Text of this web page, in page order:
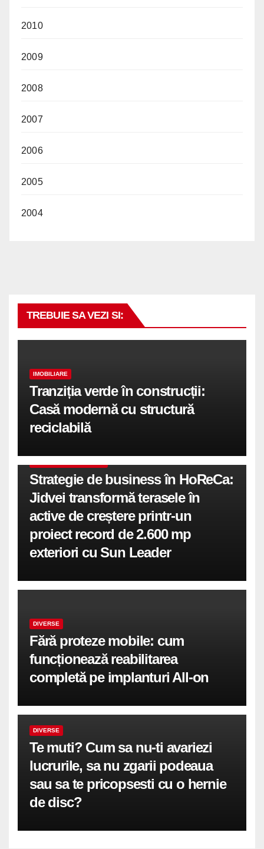
2010
2009
2008
2007
2006
2005
2004
TREBUIE SA VEZI SI:
IMOBILIARE
Tranziția verde în construcții:
Casă modernă cu structură
reciclabilă
Strategie de business în HoReCa:
Jidvei transformă terasele în
active de creștere printr-un
proiect record de 2.600 mp
exteriori cu Sun Leader
DIVERSE
Fără proteze mobile: cum
funcționează reabilitarea
completă pe implanturi All-on
DIVERSE
Te muti? Cum sa nu-ti avariezi
lucrurile, sa nu zgarii podeaua
sau sa te pricopsesti cu o hernie
de disc?